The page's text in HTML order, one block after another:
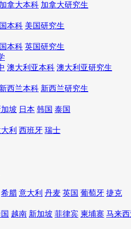
加拿大本科 加拿大研究生
本科 美国研究生
本科 英国研究生
澳大利亚本科 澳大利亚研究生
新西兰本科 新西兰研究生
坡 日本 韩国 泰国
利 西班牙 瑞士
希腊 意大利 丹麦 英国 葡萄牙 捷克
越南 新加坡 菲律宾 柬埔寨 马来西